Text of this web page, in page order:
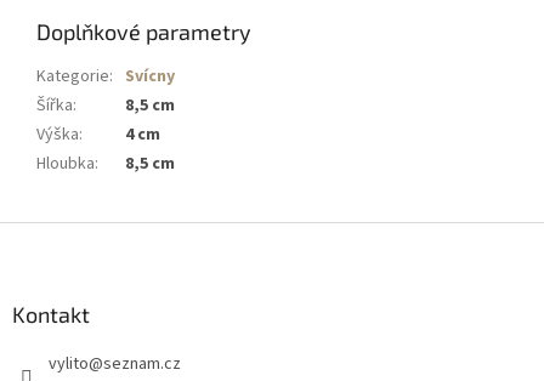
Doplňkové parametry
Kategorie: Svícny
Šířka:
8,5 cm
Výška:
4 cm
Hloubka: 8,5 cm
Kontakt
vylito@seznam.cz